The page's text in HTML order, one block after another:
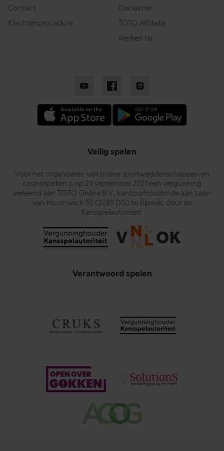
Contact
Klachtenprocedure
Disclaimer
TOTO Affiliate
Werken bij
Veilig spelen
Voor het organiseren van online sportweddenschappen en
casinospellen is op 29 september 2021 een vergunning
verleend aan TOTO Online B.V., kantoorhoudende aan Laan
van Hoornwijck 55 (2289 DG) te Rijswijk, door de
Kansspelautoriteit.
Verantwoord spelen